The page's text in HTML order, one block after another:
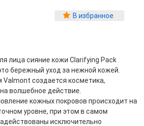
для лица
и мисты для лица
В избранное
лица сияние кожи Clarifying Pack
бережный уход за нежной кожей.
Valmont создается косметика,
волшебное действие.
кожных покровов происходит на
уровне, при этом в самом
исключительно